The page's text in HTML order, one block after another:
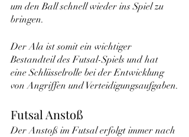
um den Ball schnell wieder ins Spiel zu
bringen.
Der Ala ist somit ein wichtiger
Bestandteil des Futsal-Spiels und hat
eine Schlüsselrolle bei der Entwicklung
von Angriffen und Verteidigungsaufgaben.
Futsal Anstoß
Der Anstoß im Futsal erfolgt immer nach